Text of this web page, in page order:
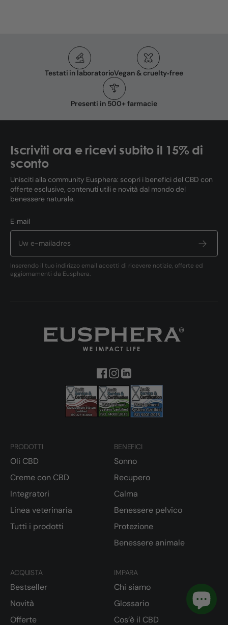
Testati in laboratorioVegan & cruelty‑free
Presenti in 500+ farmacie
Iscriviti ora e ricevi subito il 15% di
sconto
Unisciti alla community Eusphera: scopri i benefici del CBD con
offerte esclusive, contenuti utili e novità dal mondo del
benessere naturale.
E‑mail
Inserendo il tuo indirizzo email accetti di ricevere notizie, offerte ed
aggiornamenti da Eusphera.
PRODOTTI
Oli CBD
Creme con CBD
Integratori
Linea veterinaria
Tutti i prodotti
BENEFICI
Sonno
Recupero
Calma
Benessere pelvico
Protezione
Benessere animale
ACQUISTA
Bestseller
Novità
Offerte
IMPARA
Chi siamo
Glossario
Cos’è il CBD